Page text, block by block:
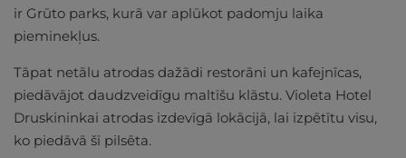
ir Grūto parks, kurā var aplūkot padomju laika
pieminekļus.
Tāpat netālu atrodas dažādi restorāni un kafejnīcas,
piedāvājot daudzveidīgu maltīšu klāstu. Violeta Hotel
Druskininkai atrodas izdevīgā lokācijā, lai izpētītu visu,
ko piedāvā šī pilsēta.